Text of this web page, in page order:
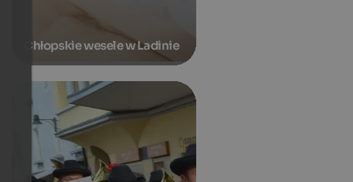
Chłopskie wesele w Ladinie